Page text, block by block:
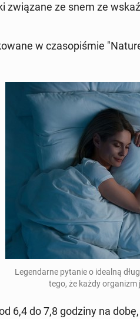
zwią­za­ne ze snem ze
w cza­so­pi­śmie
Le­gen­dar­ne pytanie o idealną
tego, że każdy
6,4 do 7,8 godziny na